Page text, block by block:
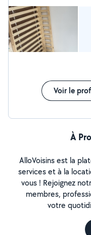
Voir le
À
AlloVoisins est la
services et à la
vous ! Rejoignez
membres,
votre